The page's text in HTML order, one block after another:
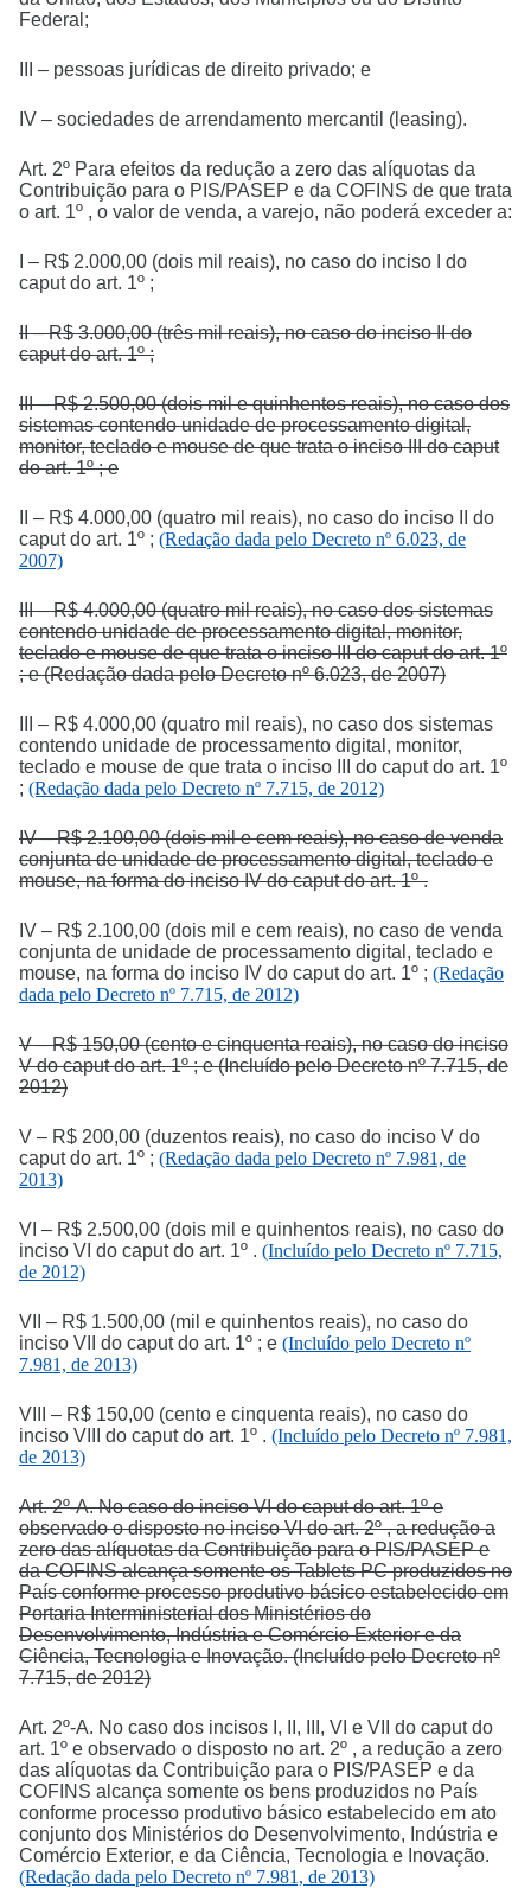
Federal;
III – pessoas jurídicas de direito privado; e
IV – sociedades de arrendamento mercantil (leasing).
Art. 2º Para efeitos da redução a zero das alíquotas da
Contribuição para o PIS/PASEP e da COFINS de que trata
o art. 1º , o valor de venda, a varejo, não poderá exceder a:
I – R$ 2.000,00 (dois mil reais), no caso do inciso I do
caput do art. 1º ;
II – R$ 3.000,00 (três mil reais), no caso do inciso II do
caput do art. 1º ;
III – R$ 2.500,00 (dois mil e quinhentos reais), no caso dos
sistemas contendo unidade de processamento digital,
monitor, teclado e mouse de que trata o inciso III do caput
do art. 1º ; e
II – R$ 4.000,00 (quatro mil reais), no caso do inciso II do
caput do art. 1º ; (Redação dada pelo Decreto nº 6.023, de
2007)
III – R$ 4.000,00 (quatro mil reais), no caso dos sistemas
contendo unidade de processamento digital, monitor,
teclado e mouse de que trata o inciso III do caput do art. 1º
; e (Redação dada pelo Decreto nº 6.023, de 2007)
III – R$ 4.000,00 (quatro mil reais), no caso dos sistemas
contendo unidade de processamento digital, monitor,
teclado e mouse de que trata o inciso III do caput do art. 1º
; (Redação dada pelo Decreto nº 7.715, de 2012)
IV – R$ 2.100,00 (dois mil e cem reais), no caso de venda
conjunta de unidade de processamento digital, teclado e
mouse, na forma do inciso IV do caput do art. 1º .
IV – R$ 2.100,00 (dois mil e cem reais), no caso de venda
conjunta de unidade de processamento digital, teclado e
mouse, na forma do inciso IV do caput do art. 1º ; (Redação
dada pelo Decreto nº 7.715, de 2012)
V – R$ 150,00 (cento e cinquenta reais), no caso do inciso
V do caput do art. 1º ; e (Incluído pelo Decreto nº 7.715, de
2012)
V – R$ 200,00 (duzentos reais), no caso do inciso V do
caput do art. 1º ; (Redação dada pelo Decreto nº 7.981, de
2013)
VI – R$ 2.500,00 (dois mil e quinhentos reais), no caso do
inciso VI do caput do art. 1º . (Incluído pelo Decreto nº 7.715,
de 2012)
VII – R$ 1.500,00 (mil e quinhentos reais), no caso do
inciso VII do caput do art. 1º ; e (Incluído pelo Decreto nº
7.981, de 2013)
VIII – R$ 150,00 (cento e cinquenta reais), no caso do
inciso VIII do caput do art. 1º . (Incluído pelo Decreto nº 7.981,
de 2013)
Art. 2º-A. No caso do inciso VI do caput do art. 1º e
observado o disposto no inciso VI do art. 2º , a redução a
zero das alíquotas da Contribuição para o PIS/PASEP e
da COFINS alcança somente os Tablets PC produzidos no
País conforme processo produtivo básico estabelecido em
Portaria Interministerial dos Ministérios do
Desenvolvimento, Indústria e Comércio Exterior e da
Ciência, Tecnologia e Inovação. (Incluído pelo Decreto nº
7.715, de 2012)
Art. 2º-A. No caso dos incisos I, II, III, VI e VII do caput do
art. 1º e observado o disposto no art. 2º , a redução a zero
das alíquotas da Contribuição para o PIS/PASEP e da
COFINS alcança somente os bens produzidos no País
conforme processo produtivo básico estabelecido em ato
conjunto dos Ministérios do Desenvolvimento, Indústria e
Comércio Exterior, e da Ciência, Tecnologia e Inovação.
(Redação dada pelo Decreto nº 7.981, de 2013)